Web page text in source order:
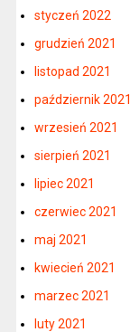
styczeń 2022
grudzień 2021
listopad 2021
październik 2021
wrzesień 2021
sierpień 2021
lipiec 2021
czerwiec 2021
maj 2021
kwiecień 2021
marzec 2021
luty 2021